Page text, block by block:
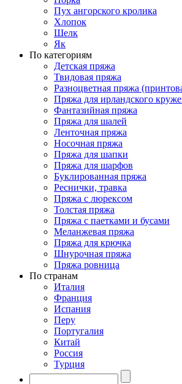
Пух ангорского кролика
Хлопок
Шелк
Як
По категориям
Детская пряжа
Твидовая пряжа
Разноцветная пряжа
Пряжа для ирландского
Фантазийная пряжа
Пряжа для шалей
Ленточная пряжа
Носочная пряжа
Пряжа для шапки
Пряжа для шарфов
Буклированная пряжа
Реснички, травка
Пряжа с люрексом
Толстая пряжа
Пряжа с паетками и бусами
Меланжевая пряжа
Пряжа для крючка
Шнурочная пряжа
Пряжа ровница
По странам
Италия
Франция
Испания
Перу
Португалия
Китай
Россия
Турция